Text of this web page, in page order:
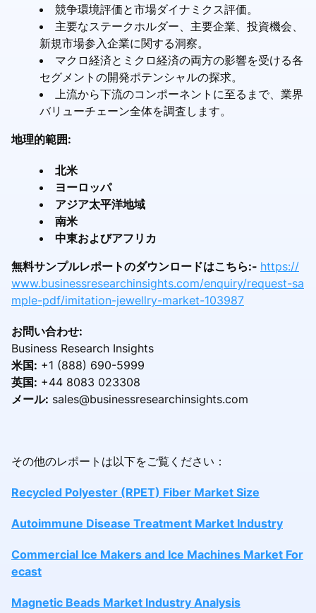
競争環境評価と市場ダイナミクス評価。
主要なステークホルダー、主要企業、投資機会、
新規市場参入企業に関する洞察。
マクロ経済とミクロ経済の両方の影響を受ける各
セグメントの開発ポテンシャルの探求。
上流から下流のコンポーネントに至るまで、業界
バリューチェーン全体を調査します。
地理的範囲:
北米
ヨーロッパ
アジア太平洋地域
南米
中東およびアフリカ
無料サンプルレポートのダウンロードはこちら:- https://
www.businessresearchinsights.com/enquiry/request-sa
mple-pdf/imitation-jewellry-market-103987
お問い合わせ:
Business Research Insights
米国: +1 (888) 690-5999
英国: +44 8083 023308
メール: sales@businessresearchinsights.com
その他のレポートは以下をご覧ください：
Recycled Polyester (RPET) Fiber Market Size
Autoimmune Disease Treatment Market Industry
Commercial Ice Makers and Ice Machines Market For
ecast
Magnetic Beads Market Industry Analysis